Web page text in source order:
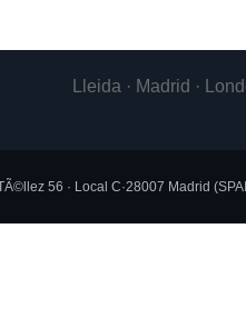
Lleida · Madrid ·
56 · Local C·28007 Madrid (